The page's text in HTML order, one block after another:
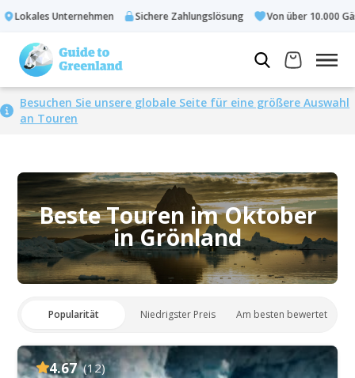
Lokales Unternehmen Sichere Zahlungslösung Von über 10.000
Besuchen Sie unsere globale Seite für eine größere Auswahl
an Touren
Beste Touren im Oktober
in Grönland
Popularität Niedrigster Preis Am besten bewertet
4.67 (12)